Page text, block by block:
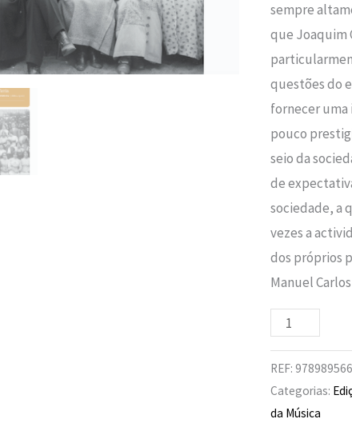
sempre
que Joaquim
questões do
fornecer
pouco
seio da
de
sociedade, a
vezes a
dos próprios
Manuel
REF:
Categorias:
da Música